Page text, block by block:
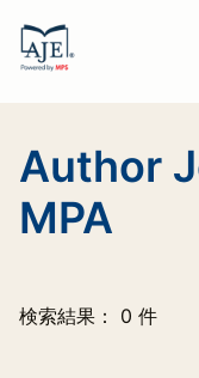
Author
MPA
検索結果： 0 件